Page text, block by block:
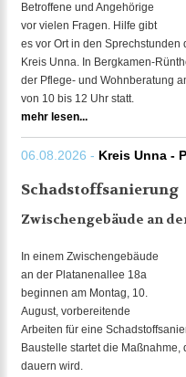
Betroffene und Angehörige
vor vielen Fragen. Hilfe gibt
es vor Ort in den
Kreis Unna. In Bergkamen-
der Pflege- und Wohnberatung
von 10 bis 12 Uhr statt.
mehr lesen...
06.08.2026 - Kreis Unna -
Schadstoffsanierung
Zwischengebäude an
In einem Zwischengebäude
an der Platanenallee 18a
beginnen am Montag, 10.
August, vorbereitende
Arbeiten für eine
Baustelle startet die
dauern wird.